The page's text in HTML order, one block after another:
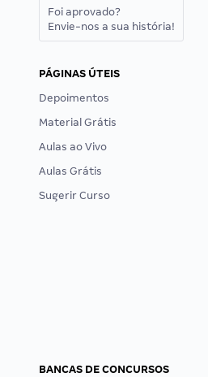
Foi aprovado?
Envie-nos a sua história!
PÁGINAS ÚTEIS
Depoimentos
Material Grátis
Aulas ao Vivo
Aulas Grátis
Sugerir Curso
BANCAS DE CONCURSOS